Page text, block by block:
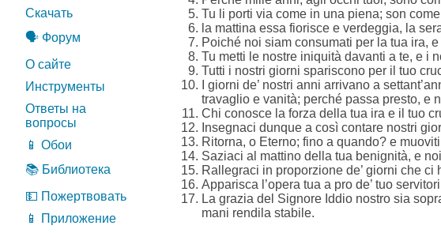
Скачать
🗣️ Форум
О сайте
Инструменты
Ответы на
вопросы
📱 Обои
📚 Библиотека
💵 Пожертвовать
📱 Приложение
Tu li porti via come in una piena; son
la mattina essa fiorisce e verdeggia, la
Poiché noi siam consumati per la tua ira,
Tu metti le nostre iniquità davanti a te, e i
Tutti i nostri giorni spariscono per il tuo
I giorni de’ nostri anni arrivano a
travaglio e vanità; perché passa presto, e
Chi conosce la forza della tua ira e il tuo
Insegnaci dunque a così contare nostri
Ritorna, o Eterno; fino a quando? e
Saziaci al mattino della tua benignità, e
Rallegraci in proporzione de’ giorni che
Apparisca l’opera tua a pro de’ tuo
La grazia del Signore Iddio nostro sia
mani rendila stabile.